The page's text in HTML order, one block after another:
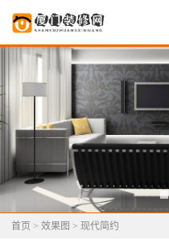
首页 > 效果图 > 现代简约